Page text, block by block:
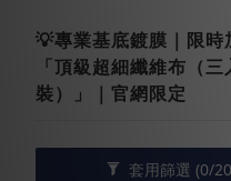
💡專業基底鍍膜｜限時
「頂級超細纖維布（三
裝）」｜官網限定
套用篩選 (0/